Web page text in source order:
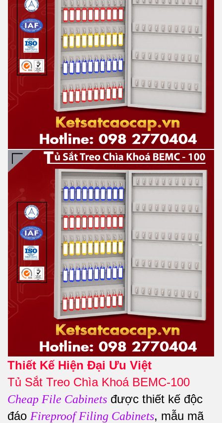
Thiết Kế Hiện Đại Ưu Việt
Tủ Sắt Treo Chìa Khoá BEMC-100
Cheap File Cabinets được thiết kế độc
đáo Fireproof Filing Cabinets, mẫu mã